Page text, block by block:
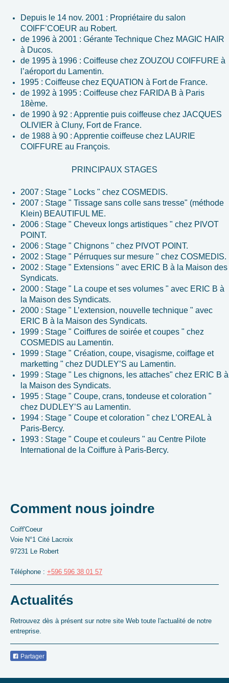
Depuis le 14 nov. 2001 : Propriétaire du salon
COIFF’COEUR au Robert.
de 1996 à 2001 : Gérante Technique Chez MAGIC HAIR
à Ducos.
de 1995 à 1996 : Coiffeuse chez ZOUZOU COIFFURE à
l’aéroport du Lamentin.
1995 : Coiffeuse chez EQUATION à Fort de France.
de 1992 à 1995 : Coiffeuse chez FARIDA B à Paris
18ème.
de 1990 à 92 : Apprentie puis coiffeuse chez JACQUES
OLIVIER à Cluny, Fort de France.
de 1988 à 90 : Apprentie coiffeuse chez LAURIE
COIFFURE au François.
PRINCIPAUX STAGES
2007 : Stage " Locks " chez COSMEDIS.
2007 : Stage " Tissage sans colle sans tresse" (méthode
Klein) BEAUTIFUL ME.
2006 : Stage " Cheveux longs artistiques " chez PIVOT
POINT.
2006 : Stage " Chignons " chez PIVOT POINT.
2002 : Stage " Pérruques sur mesure " chez COSMEDIS.
2002 : Stage " Extensions " avec ERIC B à la Maison des
Syndicats.
2000 : Stage " La coupe et ses volumes " avec ERIC B à
la Maison des Syndicats.
2000 : Stage " L’extension, nouvelle technique " avec
ERIC B à la Maison des Syndicats.
1999 : Stage " Coiffures de soirée et coupes " chez
COSMEDIS au Lamentin.
1999 : Stage " Création, coupe, visagisme, coiffage et
marketting " chez DUDLEY’S au Lamentin.
1999 : Stage " Les chignons, les attaches" chez ERIC B à
la Maison des Syndicats.
1995 : Stage " Coupe, crans, tondeuse et coloration "
chez DUDLEY’S au Lamentin.
1994 : Stage " Coupe et coloration " chez L’OREAL à
Paris-Bercy.
1993 : Stage " Coupe et couleurs " au Centre Pilote
International de la Coiffure à Paris-Bercy.
Comment nous joindre
Coiff'Coeur
Voie N°1 Cité Lacroix
97231 Le Robert
Téléphone : +596 596 38 01 57
Actualités
Retrouvez dès à présent sur notre site Web toute l'actualité de notre
entreprise.
Partager